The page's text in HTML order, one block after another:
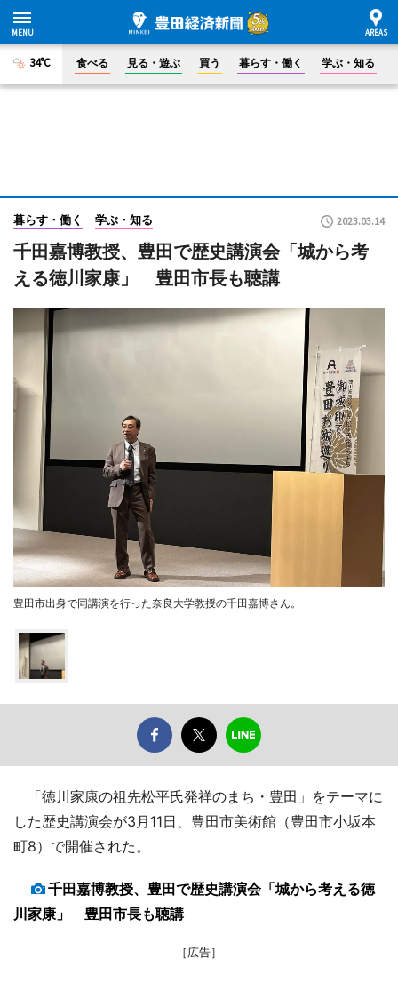
34°C 食べる 見る・遊ぶ 買う 暮らす・働く 学ぶ・知る
暮らす・働く 学ぶ・知る 2023.03.14
千田嘉博教授、豊田で歴史講演会「城から考
える徳川家康」 豊田市長も聴講
豊田市出身で同講演を行った奈良大学教授の千田嘉博さん。
「徳川家康の祖先松平氏発祥のまち・豊田」をテーマに
した歴史講演会が3月11日、豊田市美術館（豊田市小坂本
町8）で開催された。
千田嘉博教授、豊田で歴史講演会「城から考える徳
川家康」 豊田市長も聴講
［広告］